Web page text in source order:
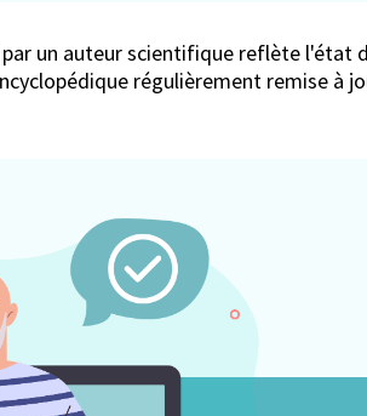
un auteur scientifique reflète l'état
régulièrement remise à